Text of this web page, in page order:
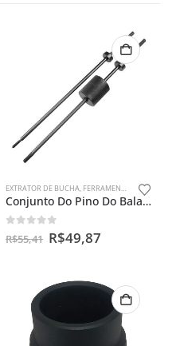
EXTRATOR DE BUCHA, FERRAMENTAS ESPECIAIS
Conjunto Do Pino Do Balancim Da Yamaha 4 Tempos
out of 5
R$55,41 R$49,87